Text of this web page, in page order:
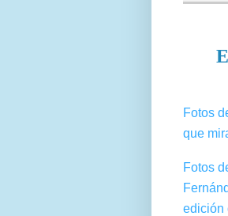
Fotos
que
Fotos
edición